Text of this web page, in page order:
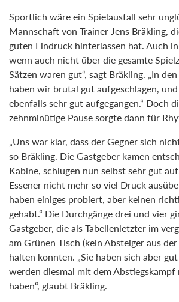
Sportlich wäre ein Spielausfall sehr
Mannschaft von Trainer Jens Bräkling,
guten Eindruck hinterlassen hat. Auch
wenn auch nicht über die gesamte
Sätzen waren gut“, sagt Bräkling. „In
haben wir brutal gut aufgeschlagen,
ebenfalls sehr gut aufgegangen.“ Doch
zehnminütige Pause sorgte dann für
„Uns war klar, dass der Gegner sich
so Bräkling. Die Gastgeber kamen
Kabine, schlugen nun selbst sehr gut
Essener nicht mehr so viel Druck
haben einiges probiert, aber keinen
gehabt.“ Die Durchgänge drei und vier
Gastgeber, die als Tabellenletzter im
am Grünen Tisch (kein Absteiger aus
halten konnten. „Sie haben sich aber
werden diesmal mit dem
haben“, glaubt Bräkling.